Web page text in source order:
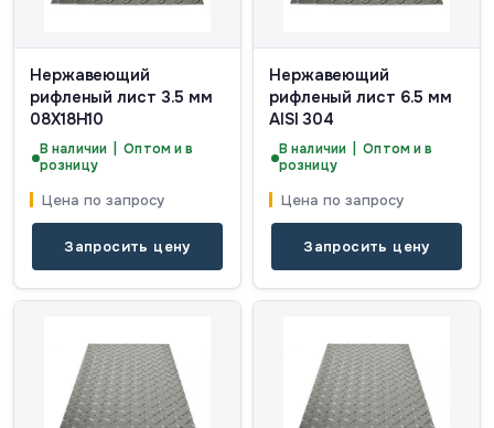
Нержавеющий
рифленый лист 3.5 мм
08Х18Н10
В наличии | Оптом и в
розницу
Цена по запросу
Запросить цену
Нержавеющий
рифленый лист 6.5 мм
AISI 304
В наличии | Оптом и в
розницу
Цена по запросу
Запросить цену